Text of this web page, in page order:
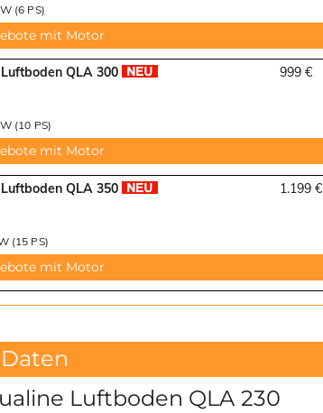
(6 PS)
mit Motor
QLA 300
(10 PS)
999 €
mit Motor
QLA 350
(15 PS)
1.199 €
mit Motor
Luftboden QLA 230